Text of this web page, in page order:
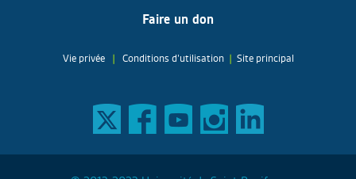
Faire un don
Vie privée| Conditions d’utilisation| Site principal